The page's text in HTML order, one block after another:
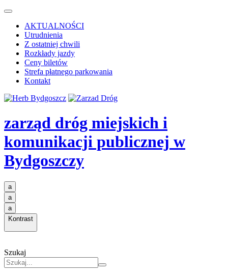
AKTUALNOŚCI
Utrudnienia
Z ostatniej chwili
Rozkłady jazdy
Ceny biletów
Strefa płatnego parkowania
Kontakt
zarząd dróg miejskich i
komunikacji publicznej w
Bydgoszczy
a
a
a
Kontrast
Szukaj